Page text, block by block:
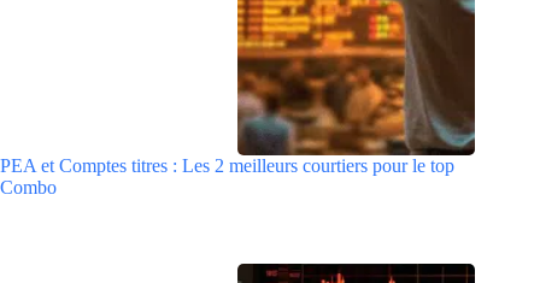
PEA et Comptes titres : Les 2 meilleurs courtiers pour le top
Combo